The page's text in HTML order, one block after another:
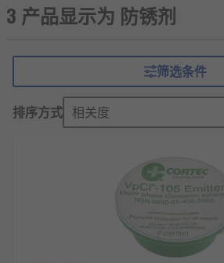
防锈剂的工作原理
金属加工件在生产加工及运输的
易生锈，这就需要使用防锈油在
一层薄膜，防止金属锈蚀的化学
所谓锈是由于氧和水作用在金
是绿色的，而铝和锌的锈称白锈。
机械在运行和贮存中很难不与空
气或其它腐蚀性介质接触，这些
面将发生电化学腐蚀而生锈，要
阻止以上物质与金属接触。
3 产品显示为 防锈剂
筛选条件
排序方式 相关度